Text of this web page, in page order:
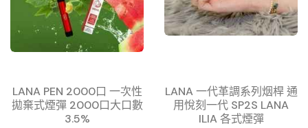
LANA PEN 2000口 一次性
拋棄式煙彈 2000口大口數
3.5%
LANA 一代革調系列烟桿 通
用悅刻一代 SP2S LANA
ILIA 各式煙彈